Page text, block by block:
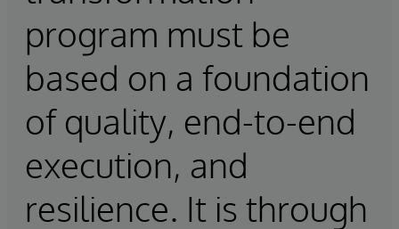
program must be
based on a foundation
of quality, end-to-end
execution, and
resilience. It is through